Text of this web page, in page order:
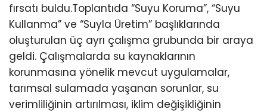
fırsatı buldu.Toplantıda “Suyu Koruma”, “Suyu
Kullanma” ve “Suyla Üretim” başlıklarında
oluşturulan üç ayrı çalışma grubunda bir araya
geldi. Çalışmalarda su kaynaklarının
korunmasına yönelik mevcut uygulamalar,
tarımsal sulamada yaşanan sorunlar, su
verimliliğinin artırılması, iklim değişikliğinin